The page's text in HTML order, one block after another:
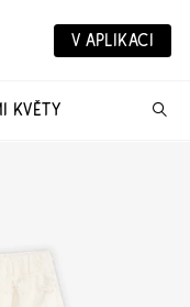
V APLIKACI
KVĚTY